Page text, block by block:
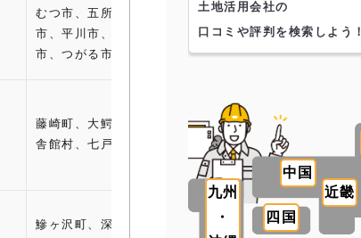
むつ市、五所川原
市、平川市、黒石
市、つがる市
藤崎町、大鰐町、田
舎館村、七戸町
鰺ヶ沢町、深浦町、
近畿
中国
四国
九州
・
土地活用会社の
口コミや評判を検索しよう！